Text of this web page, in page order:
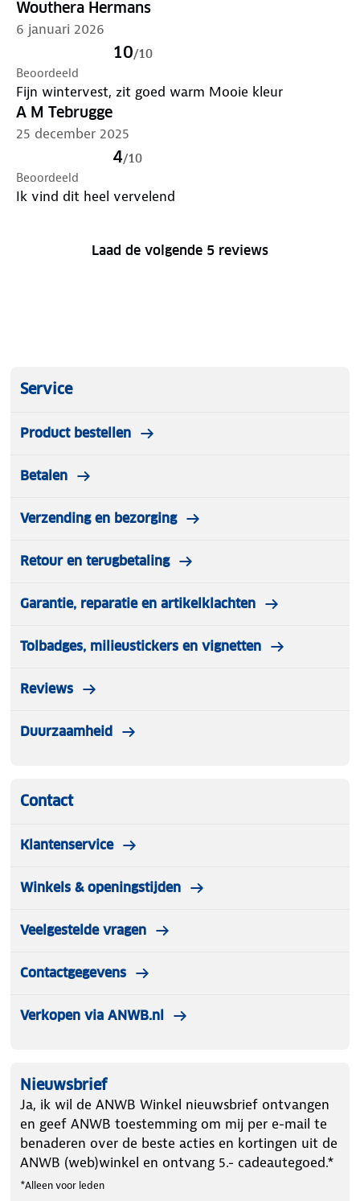
Wouthera Hermans
6 januari 2026
10/10
Beoordeeld
Fijn wintervest, zit goed warm Mooie kleur
A M Tebrugge
25 december 2025
4/10
Beoordeeld
Ik vind dit heel vervelend
Laad de volgende 5 reviews
Service
Product bestellen
Betalen
Verzending en bezorging
Retour en terugbetaling
Garantie, reparatie en artikelklachten
Tolbadges, milieustickers en vignetten
Reviews
Duurzaamheid
Contact
Klantenservice
Winkels & openingstijden
Veelgestelde vragen
Contactgegevens
Verkopen via ANWB.nl
Nieuwsbrief
Ja, ik wil de ANWB Winkel nieuwsbrief ontvangen
en geef ANWB toestemming om mij per e-mail te
benaderen over de beste acties en kortingen uit de
ANWB (web)winkel en ontvang 5.- cadeautegoed.*
*Alleen voor leden